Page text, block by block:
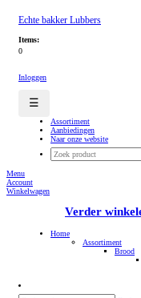
Echte bakker Lubbers
Items:
0
Inloggen
☰
Assortiment
Aanbiedingen
Naar onze website
Menu
Account
Winkelwagen
Verder
Home
Assortiment
Brood